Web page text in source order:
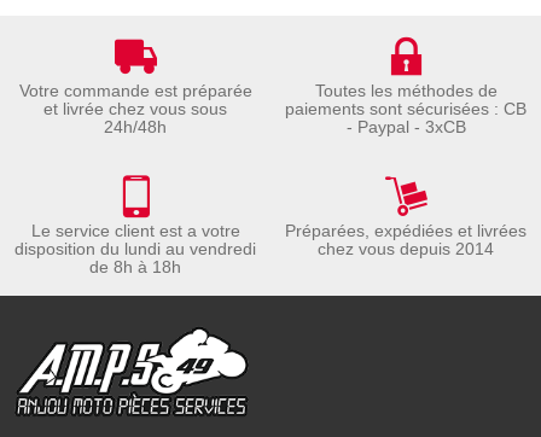
Votre commande est préparée
et livrée chez vous sous
24h/48h
Toutes les méthodes de
paiements sont sécurisées : CB
- Paypal - 3xCB
Le service client est a votre
disposition du lundi au vendredi
de 8h à 18h
Préparées, expédiées et livrées
chez vous depuis 2014